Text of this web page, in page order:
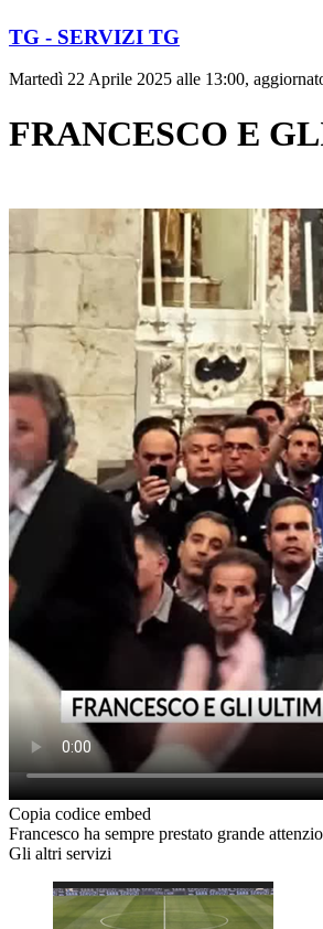
TG - SERVIZI TG
Martedì 22 Aprile 2025 alle 13:00,
FRANCESCO E
Copia codice embed
Francesco ha sempre prestato grande
Gli altri servizi